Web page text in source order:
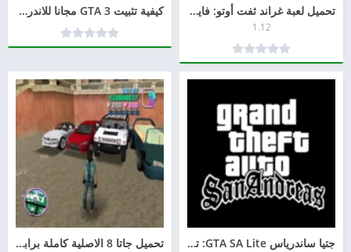
تحميل لعبة غراند ثفت أوتو: فايس سيتي GTA Vice City للاندرويد
1.12
كيفية تثبيت GTA 3 مجانا للاندرويد
جتيا ساندرياس GTA SA Lite: تحميل النسخة الخفيفة للاندرويد تحميل جاتا 8 الاصلية كاملة برابط مباشر